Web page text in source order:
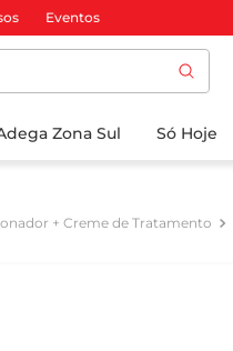
Eventos
Zona Sul Só Hoje
+ Creme de Tratamento